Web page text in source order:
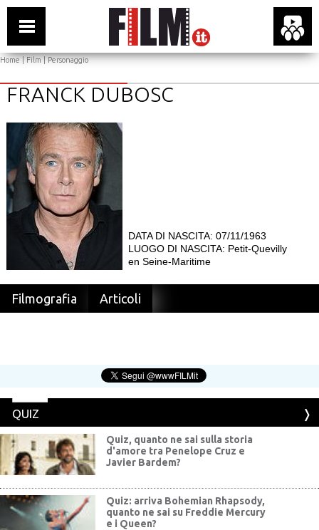
Home|Film| Personaggio
FRANCK DUBOSC
DATA DI NASCITA: 07/11/1963
LUOGO DI NASCITA: Petit-Quevilly
en Seine-Maritime
Filmografia Articoli
QUIZ
Quiz, quanto ne sai sulla storia
d'amore tra Penelope Cruz e
Javier Bardem?
Quiz: arriva Bohemian Rhapsody,
quanto ne sai su Freddie Mercury
e i Queen?